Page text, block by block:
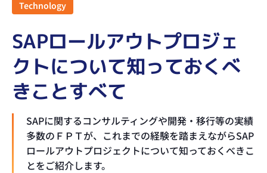
Technology
SAPロールアウトプロジェ
クトについて知っておくべ
きことすべて
SAPに関するコンサルティングや開発・移行等の実績
多数のＦＰＴが、これまでの経験を踏まえながらSAP
ロールアウトプロジェクトについて知っておくべきこ
とをご紹介します。